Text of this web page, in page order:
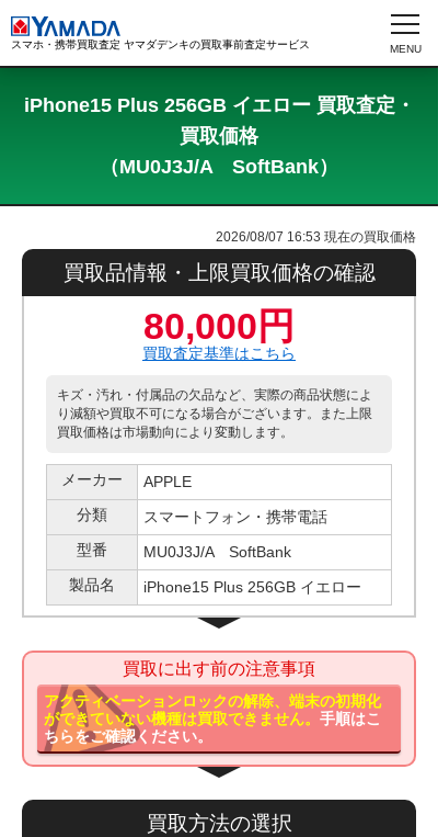
スマホ・携帯買取査定 ヤマダデンキの買取事前査定サービス
iPhone15 Plus 256GB イエロー 買取査定・
買取価格
（MU0J3J/A SoftBank）
2026/08/07 16:53 現在の買取価格
買取品情報・上限買取価格の確認
80,000円
買取査定基準はこちら
キズ・汚れ・付属品の欠品など、実際の商品状態によ
り減額や買取不可になる場合がございます。また上限
買取価格は市場動向により変動します。
メーカー
APPLE
分類
スマートフォン・携帯電話
型番
MU0J3J/A SoftBank
製品名
iPhone15 Plus 256GB イエロー
買取に出す前の注意事項
アクティベーションロックの解除、端末の初期化
ができていない機種は買取できません。手順はこ
ちらをご確認ください。
買取方法の選択